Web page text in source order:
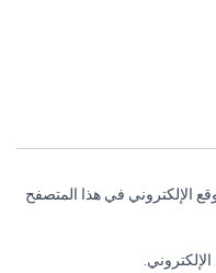
الإلكتروني في هذا المتصفح